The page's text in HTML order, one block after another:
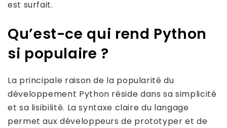
est surfait.
Qu’est-ce qui rend Python
si populaire ?
La principale raison de la popularité du
développement Python réside dans sa simplicité
et sa lisibilité. La syntaxe claire du langage
permet aux développeurs de prototyper et de